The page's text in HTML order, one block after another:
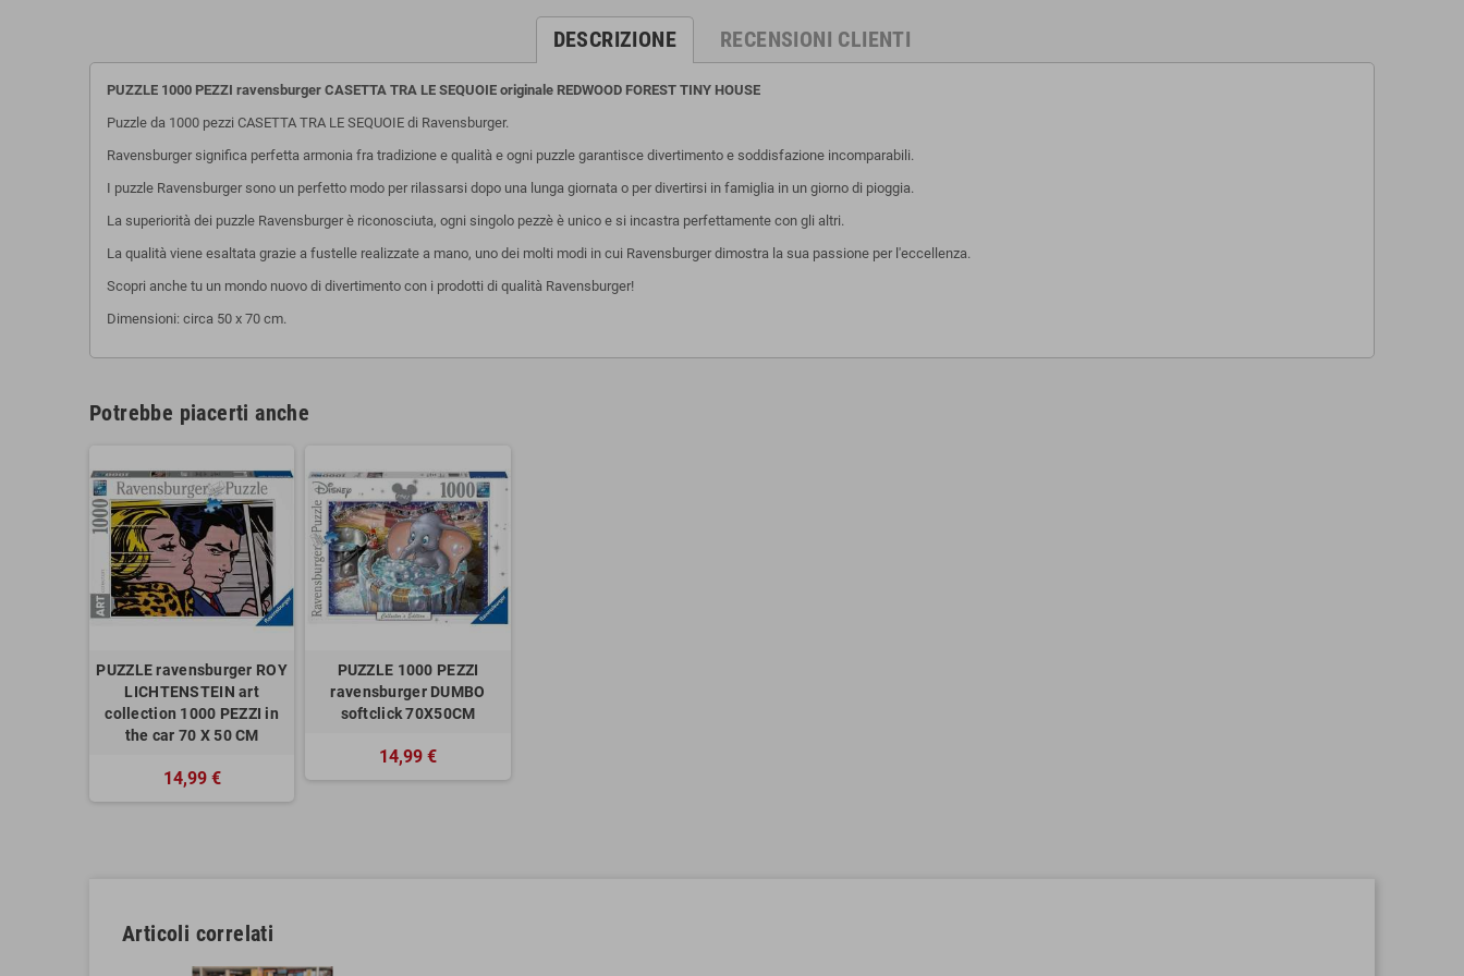
DESCRIZIONE RECENSIONI CLIENTI
PUZZLE 1000 PEZZI ravensburger CASETTA TRA LE SEQUOIE originale REDWOOD FOREST TINY HOUSE
Puzzle da 1000 pezzi CASETTA TRA LE SEQUOIE di Ravensburger.
Ravensburger significa perfetta armonia fra tradizione e qualità e ogni puzzle garantisce divertimento e soddisfazione incomparabili.
I puzzle Ravensburger sono un perfetto modo per rilassarsi dopo una lunga giornata o per divertirsi in famiglia in un giorno di pioggia.
La superiorità dei puzzle Ravensburger è riconosciuta, ogni singolo pezzè è unico e si incastra perfettamente con gli altri.
La qualità viene esaltata grazie a fustelle realizzate a mano, uno dei molti modi in cui Ravensburger dimostra la sua passione per l'eccellenza.
Scopri anche tu un mondo nuovo di divertimento con i prodotti di qualità Ravensburger!
Dimensioni: circa 50 x 70 cm.
Potrebbe piacerti anche
PUZZLE ravensburger ROY
LICHTENSTEIN art
collection 1000 PEZZI in
the car 70 X 50 CM
14,99 €
PUZZLE 1000 PEZZI
ravensburger DUMBO
softclick 70X50CM
14,99 €
Articoli correlati